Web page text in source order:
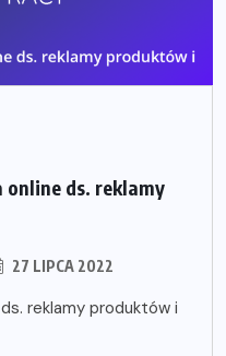
online ds. reklamy
27 LIPCA 2022
reklamy produktów i